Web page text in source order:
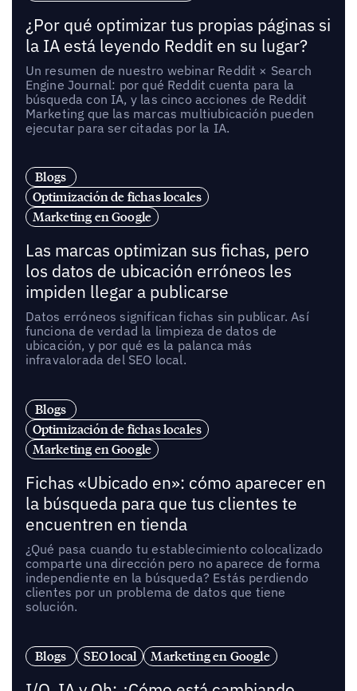
¿Por qué optimizar tus propias páginas si
la IA está leyendo Reddit en su lugar?
Un resumen de nuestro webinar Reddit × Search
Engine Journal: por qué Reddit cuenta para la
búsqueda con IA, y las cinco acciones de Reddit
Marketing que las marcas multiubicación pueden
ejecutar para ser citadas por la IA.
Blogs
Optimización de fichas locales
Marketing en Google
Las marcas optimizan sus fichas, pero
los datos de ubicación erróneos les
impiden llegar a publicarse
Datos erróneos significan fichas sin publicar. Así
funciona de verdad la limpieza de datos de
ubicación, y por qué es la palanca más
infravalorada del SEO local.
Blogs
Optimización de fichas locales
Marketing en Google
Fichas «Ubicado en»: cómo aparecer en
la búsqueda para que tus clientes te
encuentren en tienda
¿Qué pasa cuando tu establecimiento colocalizado
comparte una dirección pero no aparece de forma
independiente en la búsqueda? Estás perdiendo
clientes por un problema de datos que tiene
solución.
Blogs SEO local Marketing en Google